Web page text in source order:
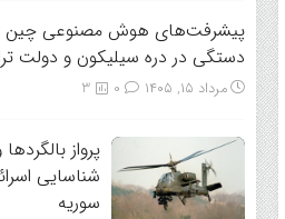
پیشرفت‌های هوش مصنوعی چین
دستگی در دره سیلیکون و دولت
مرداد ۱۵, ۱۴۰۵ 3
پرواز
شناسایی
سوریه